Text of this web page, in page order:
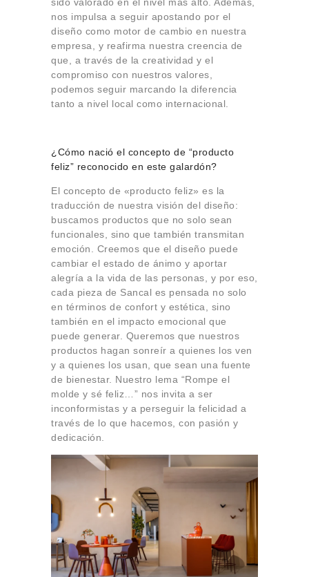
nos impulsa a seguir apostando por el
diseño como motor de cambio en nuestra
empresa, y reafirma nuestra creencia de
que, a través de la creatividad y el
compromiso con nuestros valores,
podemos seguir marcando la diferencia
tanto a nivel local como internacional.
¿Cómo nació el concepto de “producto
feliz” reconocido en este galardón?
El concepto de «producto feliz» es la
traducción de nuestra visión del diseño:
buscamos productos que no solo sean
funcionales, sino que también transmitan
emoción. Creemos que el diseño puede
cambiar el estado de ánimo y aportar
alegría a la vida de las personas, y por eso,
cada pieza de Sancal es pensada no solo
en términos de confort y estética, sino
también en el impacto emocional que
puede generar. Queremos que nuestros
productos hagan sonreír a quienes los ven
y a quienes los usan, que sean una fuente
de bienestar. Nuestro lema “Rompe el
molde y sé feliz…” nos invita a ser
inconformistas y a perseguir la felicidad a
través de lo que hacemos, con pasión y
dedicación.